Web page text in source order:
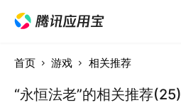
首页 游戏 相关推荐
“永恒法老”的相关推荐(25)